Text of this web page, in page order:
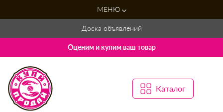
МЕНЮ
Доска объявлений
Оценим и купим ваш товар
Каталог